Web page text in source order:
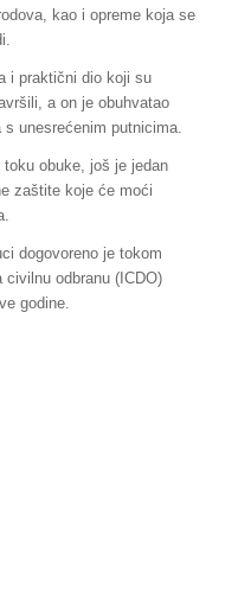
kao i opreme koja se
i praktični dio koji su
a on je obuhvatao
unesrećenim putnicima.
obuke, još je jedan
zaštite koje će moći
dogovoreno je tokom
civilnu odbranu (ICDO)
godine.